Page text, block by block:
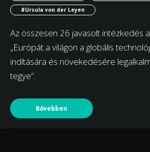
#Ursula von der Leyen
Az összesen 26 javasolt intézkedés
„Európát a világon a globális
indítására és növekedésére
tegye”.
Bővebben